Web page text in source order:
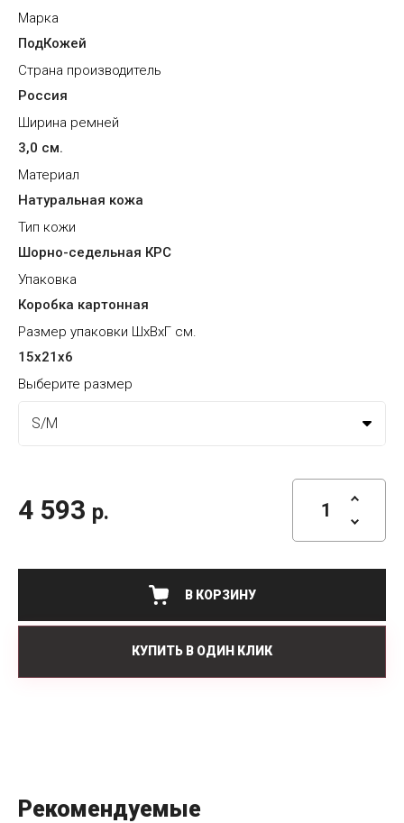
Марка
ПодКожей
Страна производитель
Россия
Ширина ремней
3,0 см.
Материал
Натуральная кожа
Тип кожи
Шорно-седельная КРС
Упаковка
Коробка картонная
Размер упаковки ШхВхГ см.
15х21х6
Выберите размер
4 593 р.
В КОРЗИНУ
КУПИТЬ В ОДИН КЛИК
Рекомендуемые